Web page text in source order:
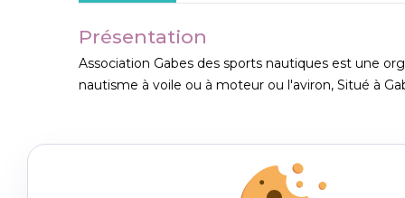
Présentation
Association Gabes des sports nautiques est une
nautisme à voile ou à moteur ou l'aviron, Situé à